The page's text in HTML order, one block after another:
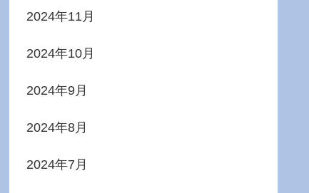
2024年11月
2024年10月
2024年9月
2024年8月
2024年7月